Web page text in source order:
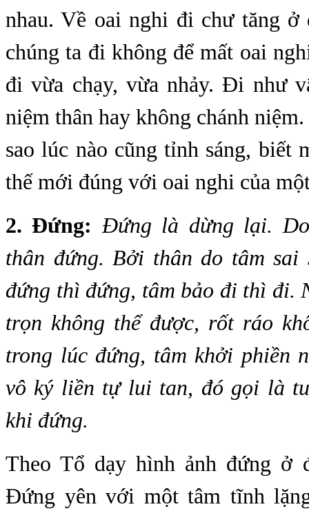
nhau. Về oai nghi đi chư tăng ở
chúng ta đi không để mất oai
đi vừa chạy, vừa nhảy. Đi như
niệm thân hay không chánh
sao lúc nào cũng tỉnh sáng, biết
thế mới đúng với oai nghi của
2. Đứng: Đứng là dừng lại.
thân đứng. Bởi thân do tâm sai
đứng thì đứng, tâm bảo đi thì đi.
trọn không thể được, rốt ráo
trong lúc đứng, tâm khởi phiền
vô ký liền tự lui tan, đó gọi là
khi đứng.
Theo Tổ dạy hình ảnh đứng ở
Đứng yên với một tâm tĩnh